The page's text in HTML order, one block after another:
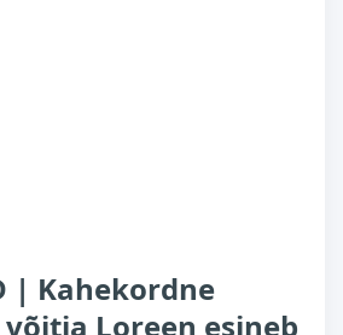
| Kahekordne
Loreen esineb